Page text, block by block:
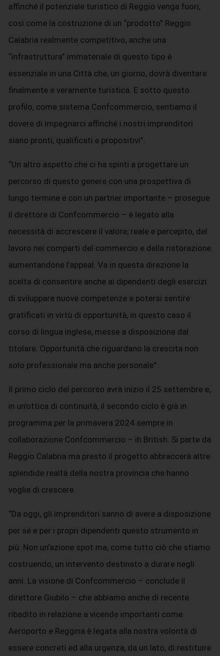
affinché il potenziale turistico di Reggio venga fuori,
così come la costruzione di un “prodotto” Reggio
Calabria realmente competitivo, anche una
“infrastruttura” immateriale di questo tipo è
essenziale in una Città che, un giorno, dovrà diventare
finalmente e veramente turistica. E sotto questo
profilo, come sistema Confcommercio, sentiamo il
dovere di impegnarci affinché i nostri imprenditori
siano pronti, qualificati e propositivi”.
“Un altro aspetto che ci ha spinti a progettare un
percorso di questo genere con una prospettiva di
lungo termine e con un partner importante – prosegue
il direttore di Confcommercio – è legato alla
necessità di accrescere il valore, reale e percepito, del
lavoro nei comparti del commercio e della ristorazione
aumentandone l’appeal. Va in questa direzione la
scelta di consentire anche ai dipendenti degli esercizi
di sviluppare nuove competenze e potersi sentire
gratificati in virtù di opportunità, in questo caso il
corso di lingua inglese, messe a disposizione dal
titolare. Opportunità che riguardano la crescita non
solo professionale ma anche personale”.
Il primo ciclo del percorso avrà inizio il 25 settembre e,
in un’ottica di continuità, il secondo ciclo è già in
programma per la primavera 2024 sempre in
collaborazione Confcommercio – ih British. Si parte da
Reggio Calabria ma presto il progetto abbraccerà altre
splendide realtà della nostra provincia che hanno
voglia di crescere.
“Da oggi, gli imprenditori sanno di avere a disposizione
per sé e per i propri dipendenti questo strumento in
più. Non un’azione spot ma, come tutto ciò che stiamo
costruendo, un intervento destinato a durare negli
anni. La visione di Confcommercio – conclude il
direttore Giubilo – che abbiamo anche di recente
ribadito in relazione a vicende importanti come
Aeroporto e Reggina è legata alla nostra volontà di
essere concreti ed alla urgenza, da un lato, di restituire